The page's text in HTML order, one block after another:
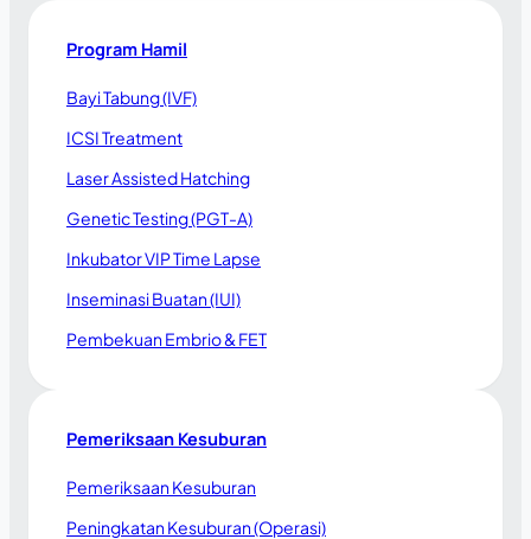
Program Hamil
Bayi Tabung (IVF)
ICSI Treatment
Laser Assisted Hatching
Genetic Testing (PGT-A)
Inkubator VIP Time Lapse
Inseminasi Buatan (IUI)
Pembekuan Embrio & FET
Pemeriksaan Kesuburan
Pemeriksaan Kesuburan
Peningkatan Kesuburan (Operasi)